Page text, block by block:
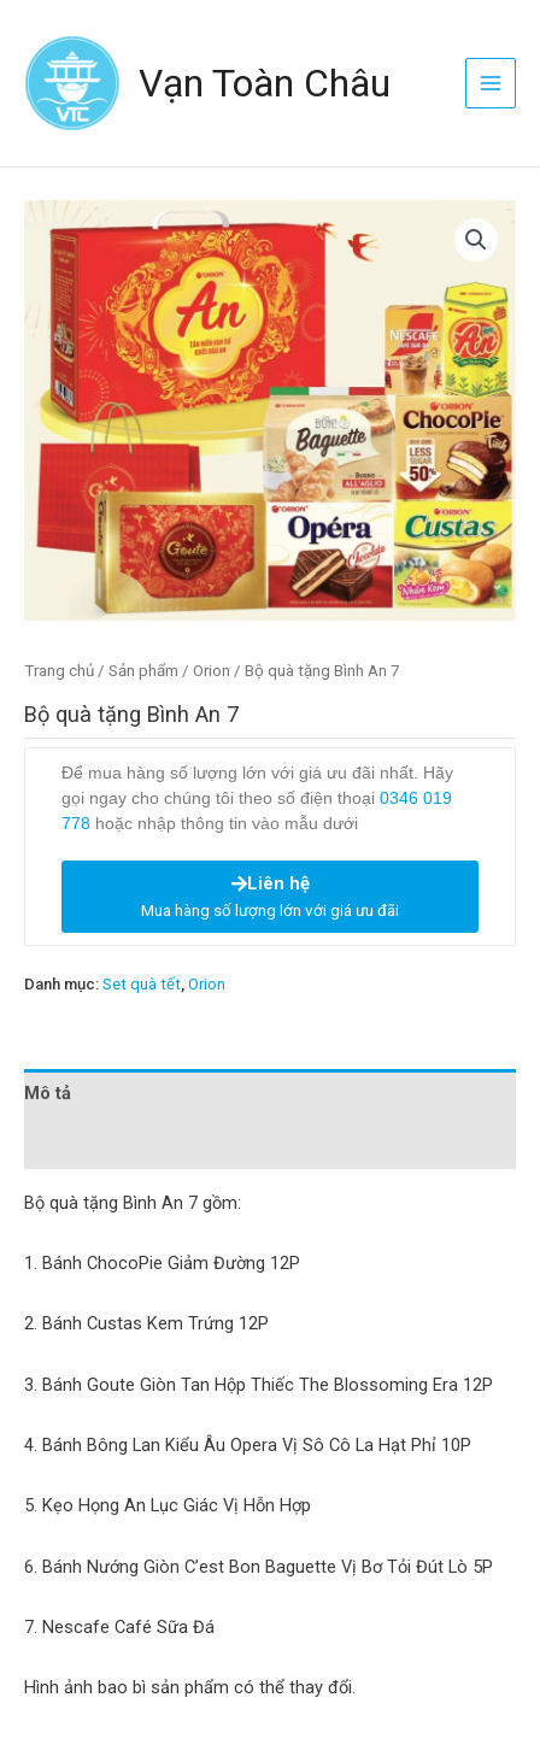
dung
Vạn Toàn Châu
Menu
Trang chủ / Sản phẩm / Orion / Bộ quà tặng Bình An 7
Bộ quà tặng Bình An 7
Để mua hàng số lượng lớn với giá ưu đãi nhất. Hãy
gọi ngay cho chúng tôi theo số điện thoại 0346 019
778 hoặc nhập thông tin vào mẫu dưới
Liên hệ
Mua hàng số lượng lớn với giá ưu đãi
Danh mục: Set quà tết Orion
Mô tả
Bộ quà tặng Bình An 7 gồm:
1. Bánh ChocoPie Giảm Đường 12P
2. Bánh Custas Kem Trứng 12P
3. Bánh Goute Giòn Tan Hộp Thiếc The Blossoming Era 12P
4. Bánh Bông Lan Kiểu Âu Opera Vị Sô Cô La Hạt Phỉ 10P
5. Kẹo Họng An Lục Giác Vị Hỗn Hợp
6. Bánh Nướng Giòn C’est Bon Baguette Vị Bơ Tỏi Đút Lò 5P
7. Nescafe Café Sữa Đá
Hình ảnh bao bì sản phẩm có thể thay đổi.